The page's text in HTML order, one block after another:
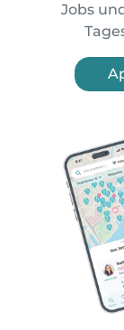
Jobs